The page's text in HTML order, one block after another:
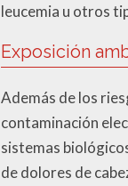
leucemia u otros
Exposición
Además de los
contaminación
sistemas
de dolores de